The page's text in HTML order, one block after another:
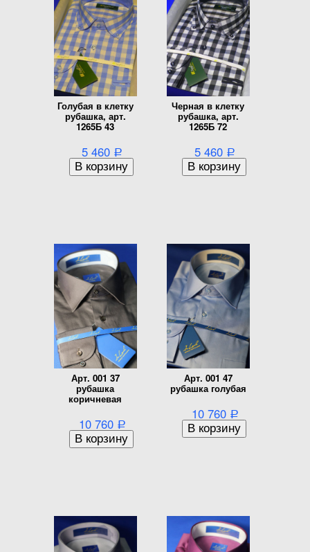
Голубая в клетку
рубашка, арт.
1265Б 43
5 460 Р
Черная в клетку
рубашка, арт.
1265Б 72
5 460 Р
Арт. 001 37
рубашка
коричневая
10 760 Р
Арт. 001 47
рубашка голубая
10 760 Р